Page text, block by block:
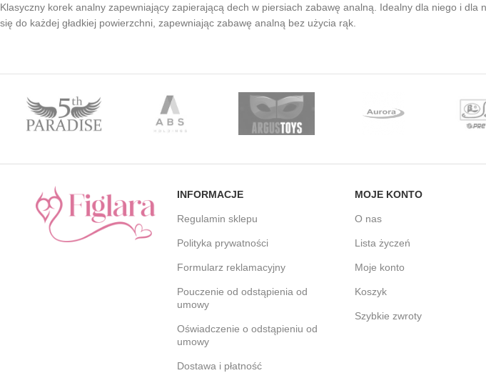
Klasyczny korek analny zapewniający zapierającą dech w piersiach zabawę analną. Idealny dla niego i
się do każdej gładkiej powierzchni, zapewniając zabawę analną bez użycia rąk.
INFORMACJE
Regulamin sklepu
Polityka prywatności
Formularz reklamacyjny
Pouczenie od odstąpienia od
umowy
Oświadczenie o odstąpieniu od
umowy
Dostawa i płatność
MOJE KONTO
O nas
Lista życzeń
Moje konto
Koszyk
Szybkie zwroty